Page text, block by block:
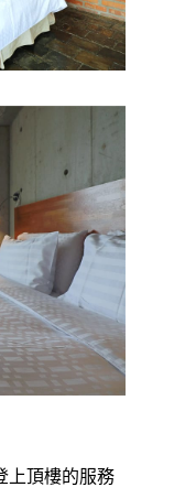
上頂樓的服務